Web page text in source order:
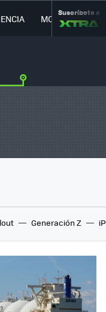
MOVILIDAD
Suscríbete a
Generación Z